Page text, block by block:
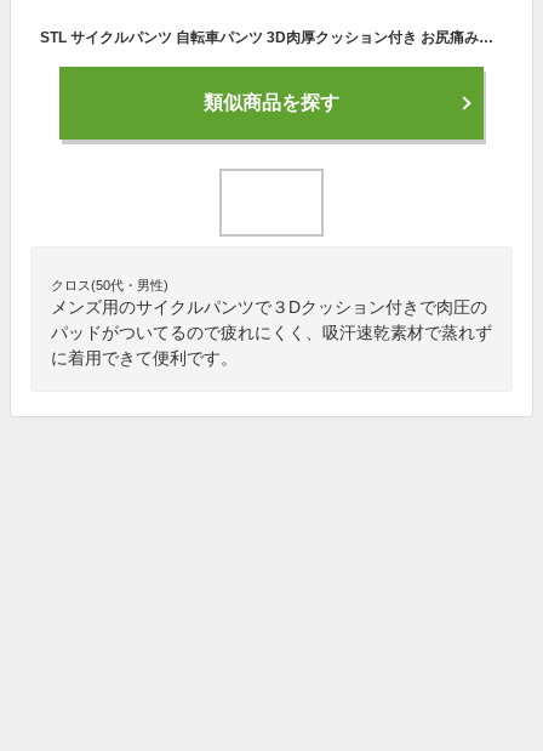
STL サイクルパンツ 自転車パンツ 3D肉厚クッション付き お尻痛み軽減 大きいパッド レーサーパンツ メンズ 通気 吸汗速乾 乗馬 (1枚, L)
類似商品を探す
クロス(50代・男性)
メンズ用のサイクルパンツで３Dクッション付きで肉圧の
パッドがついてるので疲れにくく、吸汗速乾素材で蒸れず
に着用できて便利です。